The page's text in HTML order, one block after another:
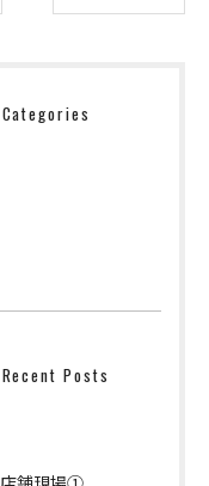
Categories
Recent Posts